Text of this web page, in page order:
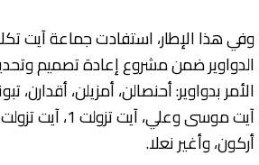
وفي هذا الإطار، استفادت جماعة آيت
الدواوير ضمن مشروع إعادة تصميم
الأمر بدواوير: أحنصالن، أمزيلن، أقدارن،
أركون، وأغير نعلا.